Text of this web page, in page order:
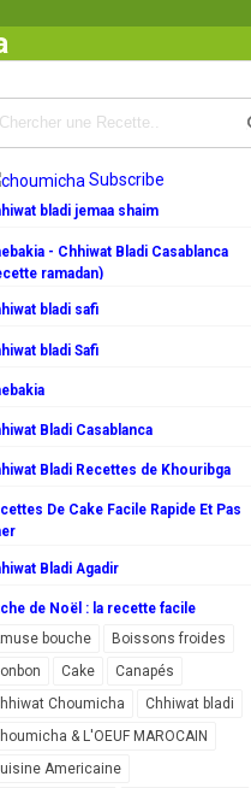
Subscribe
bladi jemaa shaim
- Chhiwat Bladi Casablanca
ramadan)
bladi safi
bladi Safi
Bladi Casablanca
Bladi Recettes de Khouribga
De Cake Facile Rapide Et Pas
Bladi Agadir
de Noël : la recette facile
bouche
Boissons froides
Cake
Canapés
Choumicha
Chhiwat bladi
& L'OEUF MAROCAIN
Americaine